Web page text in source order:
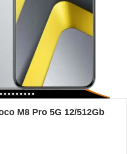
M8 Pro 5G 12/512Gb